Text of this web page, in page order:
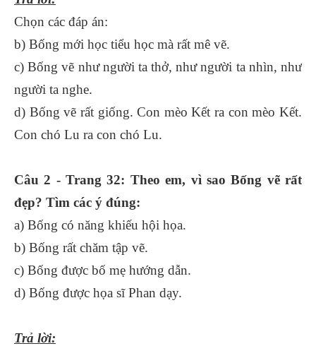
Chọn các đáp án:
b) Bống mới học tiểu học mà rất mê vẽ.
c) Bống vẽ như người ta thở, như người ta nhìn, như
người ta nghe.
d) Bống vẽ rất giống. Con mèo Kết ra con mèo Kết.
Con chó Lu ra con chó Lu.
Câu 2 - Trang 32: Theo em, vì sao Bống vẽ rất
đẹp? Tìm các ý đúng:
a) Bống có năng khiếu hội họa.
b) Bống rất chăm tập vẽ.
c) Bống được bố mẹ hướng dẫn.
d) Bống được họa sĩ Phan dạy.
Trả lời: